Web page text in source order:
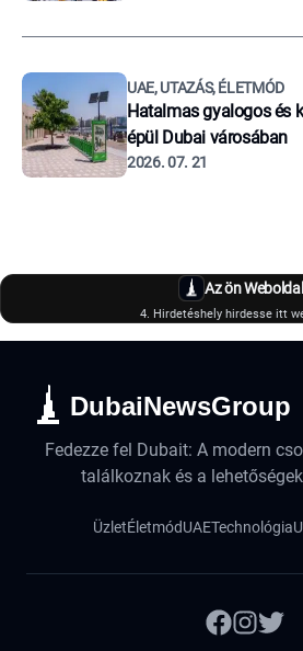
UAE, UTAZÁS, ÉLETMÓD
Hatalmas gyalogos és
épül Dubai városában
2026. 07. 21
Az ön
4. Hirdetéshely hirdesse itt
DubaiNewsGroup
Fedezze fel Dubait: A modern
találkoznak és a
ÜzletÉletmódUAETechnológia